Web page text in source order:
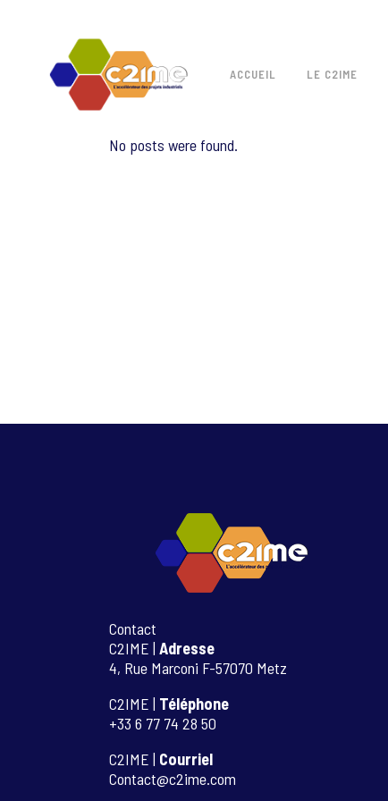
ACCUEIL LE C2IME
No posts were found.
Contact
C2IME | Adresse
4, Rue Marconi F-57070 Metz
C2IME | Téléphone
+33 6 77 74 28 50
C2IME | Courriel
Contact@c2ime.com